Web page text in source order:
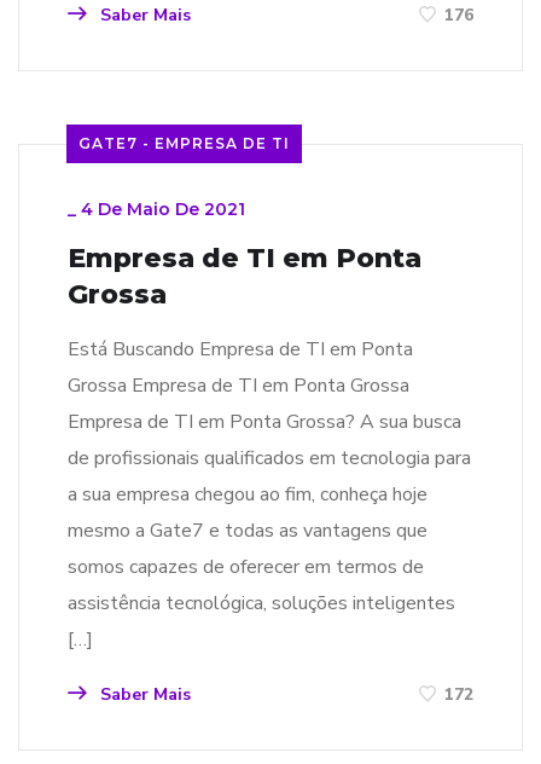
Saber Mais 176
GATE7 - EMPRESA DE TI
_ 4 De Maio De 2021
Empresa de TI em Ponta
Grossa
Está Buscando Empresa de TI em Ponta
Grossa Empresa de TI em Ponta Grossa
Empresa de TI em Ponta Grossa? A sua busca
de profissionais qualificados em tecnologia para
a sua empresa chegou ao fim, conheça hoje
mesmo a Gate7 e todas as vantagens que
somos capazes de oferecer em termos de
assistência tecnológica, soluções inteligentes
[…]
Saber Mais 172